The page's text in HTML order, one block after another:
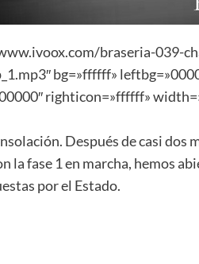
braseria-039-
bg=»ffffff»
righticon=»ffffff»
Después de casi
la fase 1 en marcha, hemos
por el Estado.